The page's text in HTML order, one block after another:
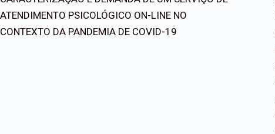
ATENDIMENTO PSICOLÓGICO ON-LINE NO
CONTEXTO DA PANDEMIA DE COVID-19